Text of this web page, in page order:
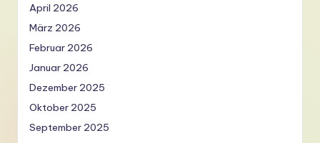
April 2026
März 2026
Februar 2026
Januar 2026
Dezember 2025
Oktober 2025
September 2025